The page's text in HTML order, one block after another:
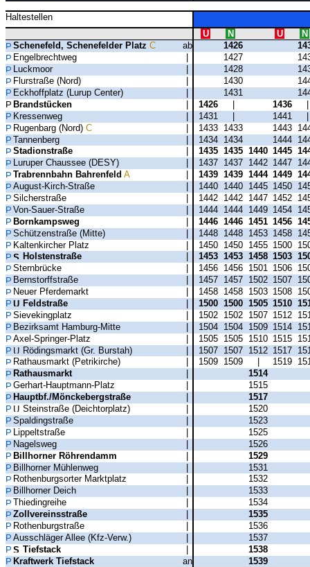
Haltestellen
U
N U
N
Schenefeld, Schenefelder Platz C ab 1426
Engelbrechtweg
1427
Luckmoor
1428
Flurstraße (Nord)
1430
Eckhoffplatz (Lurup Center)
1431
Brandstücken
1426 1436
Kressenweg
1431 1441
Rugenbarg (Nord)C | 1433 1433 1443
Tannenberg
| 1434 1434 1444
Stadionstraße
1435 1435 1440 1445
Luruper Chaussee (DESY)
1437 1437 1442 1447
Trabrennbahn Bahrenfeld A 1439 1439 1444 1449
August-Kirch-Straße
1440 1440 1445 1450
Silcherstraße
1442 1442 1447 1452
Von-Sauer-Straße
1444 1444 1449 1454
Bornkampsweg
1446 1446 1451 1456
Schützenstraße (Mitte)
| 1448 1448 1453 1458
Kaltenkircher Platz
| 1450 1450 1455 1500
Holstenstraße
1453 1453 1458 1503
Sternbrücke
1456 1456 1501 1506
Bernstorffstraße
1457 1457 1502 1507
Neuer Pferdemarkt
1458 1458 1503 1508
Feldstraße
1500 1500 1505 1510
Sievekingplatz
1502 1502 1507 1512
Bezirksamt Hamburg-Mitte
1504 1504 1509 1514
Axel-Springer-Platz
| 1505 1505 1510 1515
Rödingsmarkt (Gr. Burstah)
| 1507 1507 1512 1517
Rathausmarkt (Petrikirche)
1509 1509 1519
Rathausmarkt
1514
Gerhart-Hauptmann-Platz
1515
Hauptbf./Mönckebergstraße
1517
Steinstraße (Deichtorplatz)
1520
Spaldingstraße
1523
Lippeltstraße
1525
Nagelsweg
|
1526
Billhorner Röhrendamm
|
1529
Billhorner Mühlenweg
|
1531
Rothenburgsorter Marktplatz
1532
Billhorner Deich
1533
Thiedingreihe
1534
Zollvereinsstraße
1535
Rothenburgstraße
1536
Ausschläger Allee (Kfz-Verw.)
1537
Tiefstack
|
1538
Kraftwerk Tiefstack
an 1539